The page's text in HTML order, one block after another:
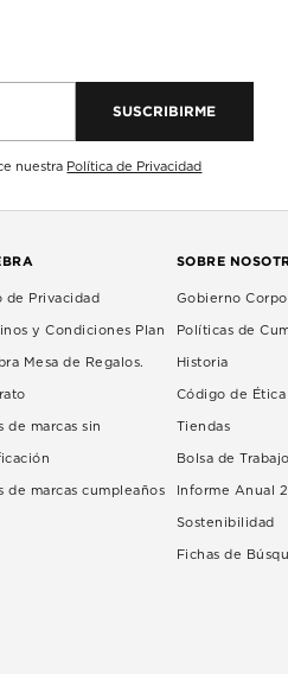
SUSCRIBIRME
nuestra Política de Privacidad
de Privacidad
y Condiciones Plan
Mesa de Regalos.
de marcas sin
de marcas cumpleaños
SOBRE
Gobierno
Políticas de
Historia
Código de Ética
Tiendas
Bolsa de Trabajo
Informe Anual
Sostenibilidad
Fichas de